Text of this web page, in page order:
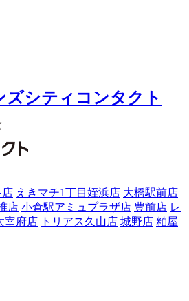
ズシティコンタクト
店 えきマチ1丁目姪浜店 大橋駅前店
店 小倉駅アミュプラザ店 豊前店 レ
宰府店 トリアス久山店 城野店 粕屋